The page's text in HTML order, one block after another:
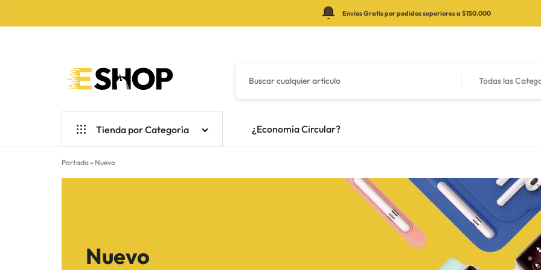
Envíos Gratis por pedidos superiores a $150.000
ESHOP
MÁS
QUE
COMPRAS,
Todas las
Tienda por Categoría
Electronicos
¿Economía Circular?
Portada» Nuevo
Nuevo